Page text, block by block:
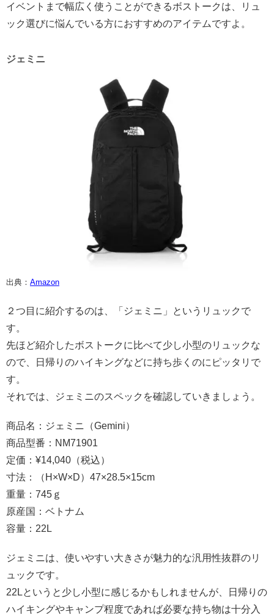
イベントまで幅広く使うことができるボストークは、リュ
ック選びに悩んでいる方におすすめのアイテムですよ。
ジェミニ
出典： Amazon
２つ目に紹介するのは、「ジェミニ」というリュックで
す。
先ほど紹介したボストークに比べて少し小型のリュックな
ので、日帰りのハイキングなどに持ち歩くのにピッタリで
す。
それでは、ジェミニのスペックを確認していきましょう。
商品名：ジェミニ（Gemini）
商品型番：NM71901
定価：¥14,040（税込）
寸法：（H×W×D）47×28.5×15cm
重量：745ｇ
原産国：ベトナム
容量：22L
ジェミニは、使いやすい大きさが魅力的な汎用性抜群のリ
ュックです。
22Lというと少し小型に感じるかもしれませんが、日帰りの
ハイキングやキャンプ程度であれば必要な持ち物は十分入